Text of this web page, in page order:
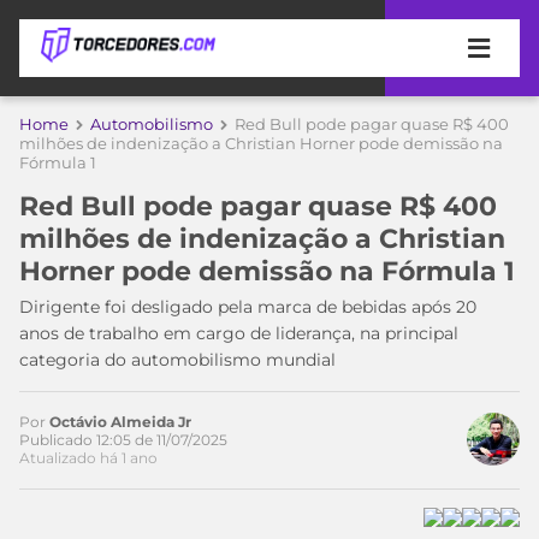
APOSTAS
DICAS
DE
APOSTA
MELHORES
SITES
DE
APOSTAS
2026
CÓDIGO
PROMOCIONAL
ÚLTIMAS
COPA
DO
MUNDO
TIMES
MEU
TIME
CAMPEONATOS
BRASILEIRÃO
MÍDIA
Home Automobilismo
Red Bull pode pagar quase R$ 400
milhões de indenização a Christian Horner pode demissão na
Fórmula 1
Red Bull pode pagar quase R$ 400
milhões de indenização a Christian
Horner pode demissão na Fórmula 1
Dirigente foi desligado pela marca de bebidas após 20
anos de trabalho em cargo de liderança, na principal
categoria do automobilismo mundial
Acesse o perfil do autor
no Twitter
Por Octávio Almeida Jr
Publicado 12:05 de 11/07/2025
Atualizado há 1 ano